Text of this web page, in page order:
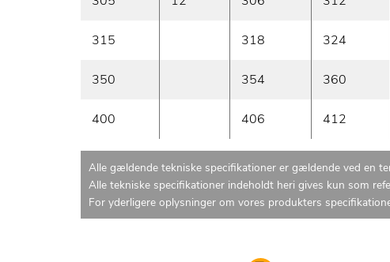
315 318 324
350 354 360
400 406 412
Alle gældende tekniske specifikationer er gældende ved en
Alle tekniske specifikationer indeholdt heri gives kun som
For yderligere oplysninger om vores produkters